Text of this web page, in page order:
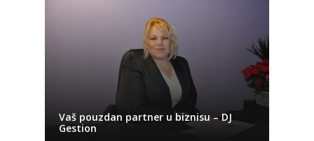
Vaš pouzdan partner u biznisu – DJ
Gestion